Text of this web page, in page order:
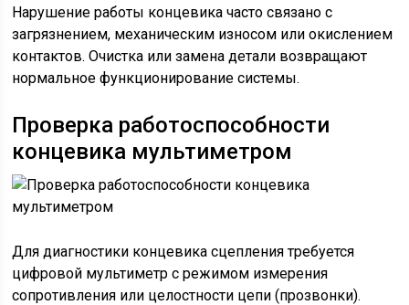
Нарушение работы концевика часто связано с
загрязнением, механическим износом или окислением
контактов. Очистка или замена детали возвращают
нормальное функционирование системы.
Проверка работоспособности
концевика мультиметром
Для диагностики концевика сцепления требуется
цифровой мультиметр с режимом измерения
сопротивления или целостности цепи (прозвонки).